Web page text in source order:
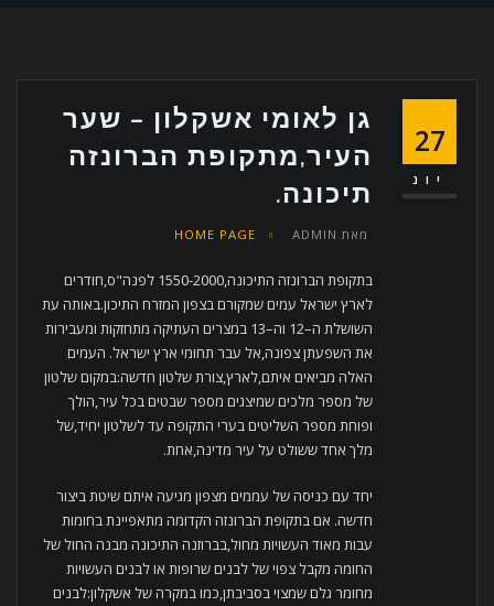
27
יונ
גן לאומי אשקלון – שער
העיר,מתקופת הברונזה
תיכונה.
מאת ADMIN
HOME PAGE
בתקופת הברונזה התיכונה,1550-2000 לפנה"ס,חודרים
לארץ ישראל עמים שמקורם בצפון המזרח התיכון.באותה עת
השושלת ה–12 וה–13 במצרים העתיקה מתחזקות ומעבירות
את השפעתן צפונה,אל עבר תחומי ארץ ישראל. העמים
האלה מביאים איתם,לארץ,צורת שלטון חדשה:במקום שלטון
של מספר מלכים שמיצגים מספר שבטים בכל עיר,הולך
ופוחת מספר השליטים בערי התקופה עד לשלטון יחיד,של
מלך אחד ששולט על עיר מדינה,אחת.
יחד עם כניסה של עממים מצפון מגיעה איתם שיטת ביצור
חדשה. אם בתקופת הברונזה הקדומה מתאפיינת בחומות
עבות מאוד העשויות מחול,בברוזנה התיכונה מבנה החול של
החומה מקבל צפוי של לבנים שרופות או לבנים העשויות
מחומר גלם שמצוי בסביבתן,כמו במקרה של אשקלון:לבנים